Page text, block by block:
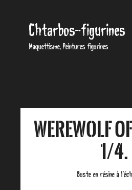
Chtarbos-figurines
Maquettisme, Peintures figurines
Werewolf
1/4.
Buste en résine à